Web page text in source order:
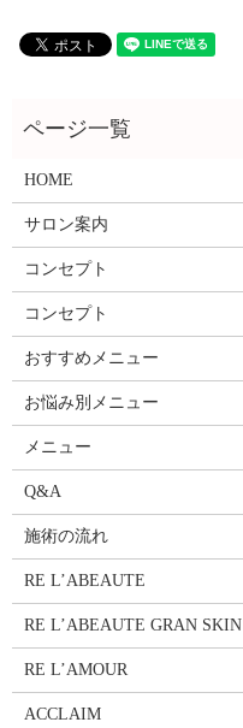
HOME
サロン案内
コンセプト
コンセプト
おすすめメニュー
お悩み別メニュー
メニュー
Q&A
施術の流れ
RE L’ABEAUTE
RE L’ABEAUTE GRAN SKIN
RE L’AMOUR
ACCLAIM